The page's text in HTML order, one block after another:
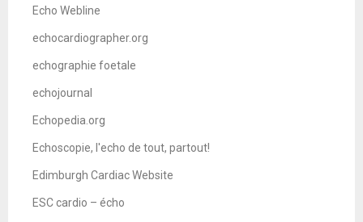
Echo Webline
echocardiographer.org
echographie foetale
echojournal
Echopedia.org
Echoscopie, l'echo de tout, partout!
Edimburgh Cardiac Website
ESC cardio – écho